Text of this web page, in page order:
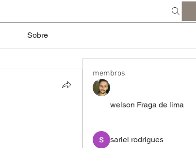
Sobre
membros
welson Fraga de lima
sariel rodrigues